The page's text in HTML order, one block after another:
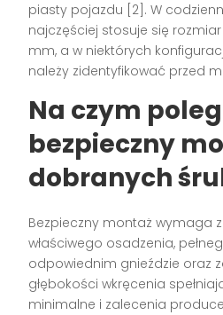
piasty pojazdu [2]. W
najczęściej stosuje się rozmiar
mm, a w niektórych
należy zidentyfikować przed
Na czym
bezpieczny
dobranych
Bezpieczny montaż wymaga
właściwego osadzenia,
odpowiednim gnieździe oraz
głębokości wkręcenia
minimalne i zalecenia